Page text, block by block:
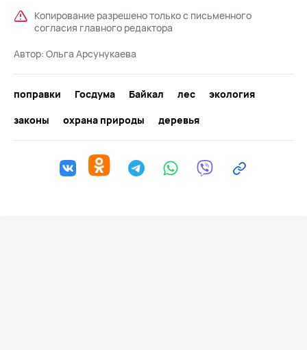
Копирование разрешено только с письменного
согласия главного редактора
Автор: Ольга Арсунукаева
поправки Госдума Байкал лес
экология
законы
охрана природы деревья